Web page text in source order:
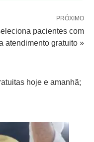
PRÓXIMO
pacientes com
atendimento gratuito »
hoje e amanhã;